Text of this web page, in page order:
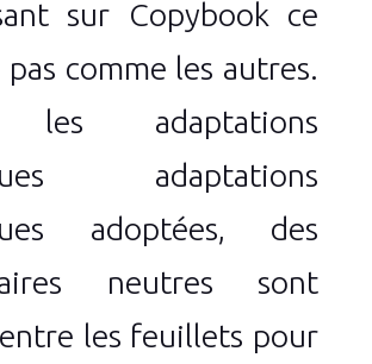
sur Copybook ce
comme les autres.
les adaptations
adaptations
adoptées, des
neutres sont
les feuillets pour